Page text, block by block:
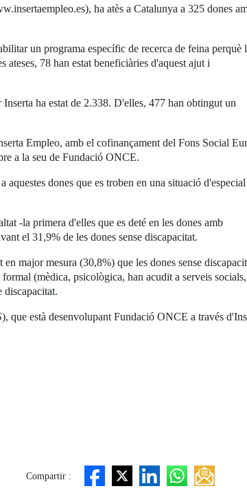
ha atès a Catalunya a 325 dones
un programa específic de recerca de feina perquè
78 han estat beneficiàries d'aquest ajut i
ha estat de 2.338. D'elles, 477 han obtingut un
Empleo, amb el cofinançament del Fons Social
a la seu de Fundació ONCE.
dones que es troben en una situació d'especial
-la primera d'elles que es deté en les dones amb
el 31,9% de les dones sense discapacitat.
major mesura (30,8%) que les dones sense
(mèdica, psicològica, han acudit a serveis
discapacitat.
que està desenvolupant Fundació ONCE a través
Compartir :